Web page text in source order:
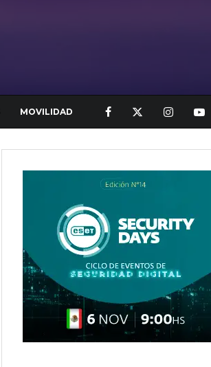
MOVILIDAD